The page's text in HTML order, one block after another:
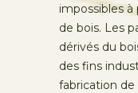
impossibles
de bois. Les
dérivés du
des fins
fabrication de